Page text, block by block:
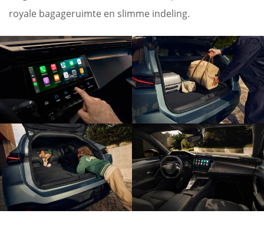
royale bagageruimte en slimme indeling.